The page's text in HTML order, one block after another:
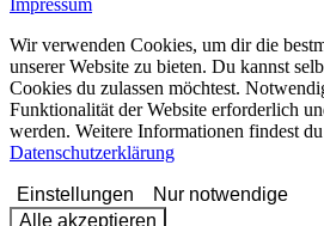
Wir verwenden Cookies, um dir die
unserer Website zu bieten. Du kannst
Cookies du zulassen möchtest.
Funktionalität der Website erforderlich
werden. Weitere Informationen findest
Datenschutzerklärung
Einstellungen
Nur notwendige
Alle akzeptieren